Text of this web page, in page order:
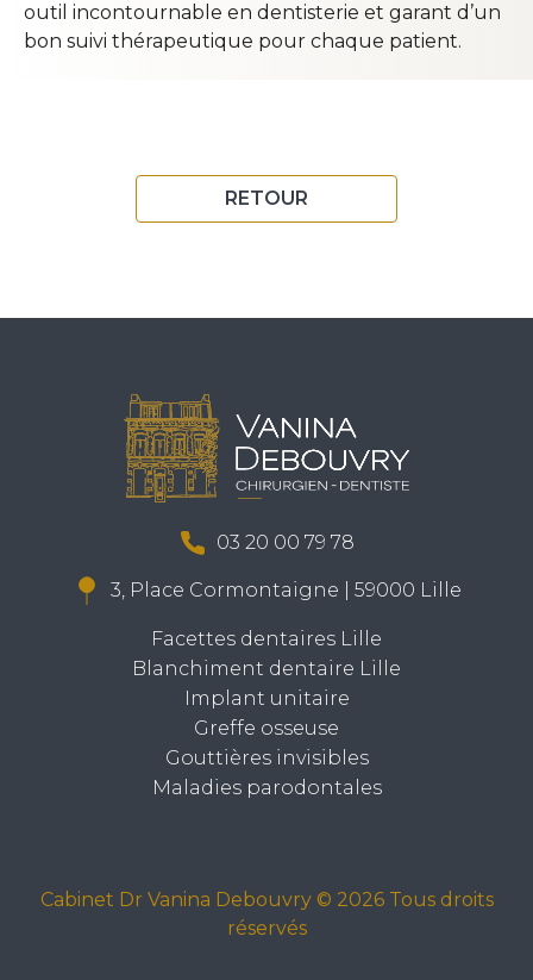
outil incontournable en dentisterie et garant d’un
bon suivi thérapeutique pour chaque patient.
RETOUR
03 20 00 79 78
3, Place Cormontaigne | 59000 Lille
Facettes dentaires Lille
Blanchiment dentaire Lille
Implant unitaire
Greffe osseuse
Gouttières invisibles
Maladies parodontales
Cabinet Dr Vanina Debouvry © 2026 Tous droits
réservés